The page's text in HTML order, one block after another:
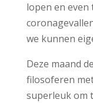
lopen en even
we kunnen
Deze maand
filosoferen
superleuk om